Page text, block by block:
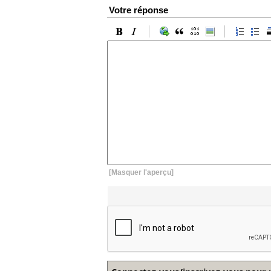
Votre réponse
[Masquer l'aperçu]